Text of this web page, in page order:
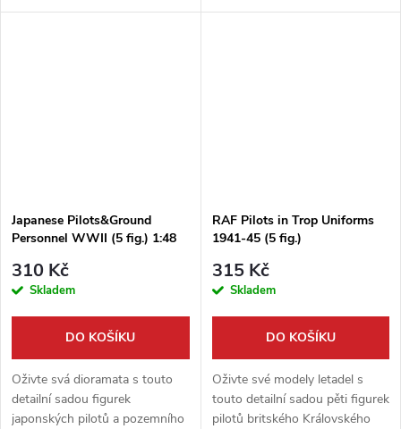
britského Královského letectva
resinové postavy obsluhy
Japanese Pilots&Ground
Personnel WWII (5 fig.) 1:48
310 Kč
Skladem
DO KOŠÍKU
Oživte svá dioramata s touto
detailní sadou figurek
japonských pilotů a pozemního
RAF Pilots in Trop Uniforms
1941-45 (5 fig.)
315 Kč
Skladem
DO KOŠÍKU
Oživte své modely letadel s
touto detailní sadou pěti figurek
pilotů britského Královského